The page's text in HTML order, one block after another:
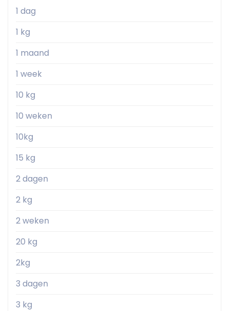
1 dag
1 kg
1 maand
1 week
10 kg
10 weken
10kg
15 kg
2 dagen
2 kg
2 weken
20 kg
2kg
3 dagen
3 kg